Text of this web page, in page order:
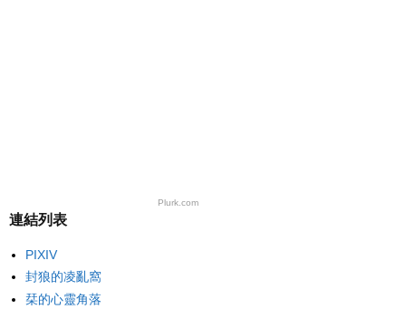
Plurk.com
連結列表
PIXIV
封狼的凌亂窩
栞的心靈角落